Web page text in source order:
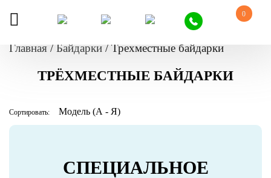
0
Главная / Байдарки / Трехместные байдарки
ТРЁХМЕСТНЫЕ БАЙДАРКИ
Сортировать:
СПЕЦИАЛЬНОЕ